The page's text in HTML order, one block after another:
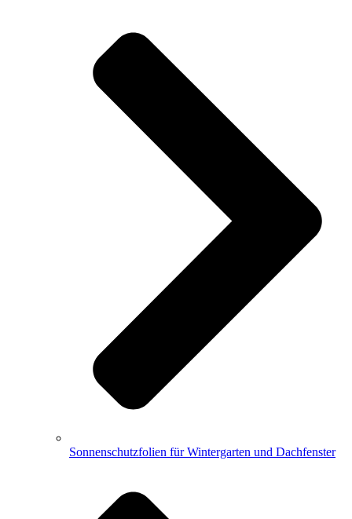
Sonnenschutzfolien für Wintergarten und Dachfenster